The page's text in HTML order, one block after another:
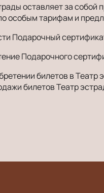
оставляет за собой
особым тарифам и
Подарочный
Подарочного
билетов в
билетов Театр